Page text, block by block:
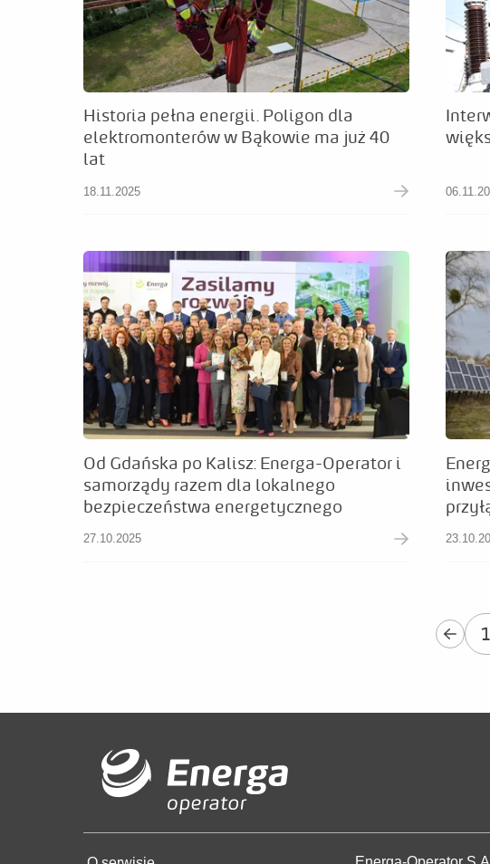
Historia pełna energii. Poligon dla
elektromonterów w Bąkowie ma już 40
lat
18.11.2025
Od Gdańska po Kalisz: Energa-Operator i
samorządy razem dla lokalnego
bezpieczeństwa energetycznego
27.10.2025
1